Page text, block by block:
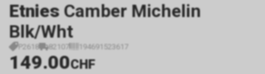
Etnies Camber Michelin
Blk/Wht
P2618 82107 194691523617
149.00CHF